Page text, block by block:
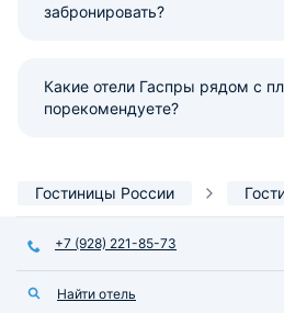
забронировать?
Какие отели Гаспры рядом с
порекомендуете?
Гостиницы России
+7 (928) 221-85-73
Найти отель